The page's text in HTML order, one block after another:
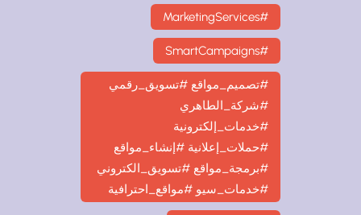
#تصميم_مواقع #تسويق_رقمي
#شركة_الطاهري
#خدمات_إلكترونية
#حملات_إعلانية #إنشاء_مواقع
#برمجة_مواقع #تسويق_الكتروني
#خدمات_سيو #مواقع_احترافية